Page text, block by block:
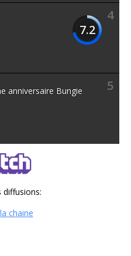
4
7.2
5
anniversaire Bungie
diffusions:
chaine